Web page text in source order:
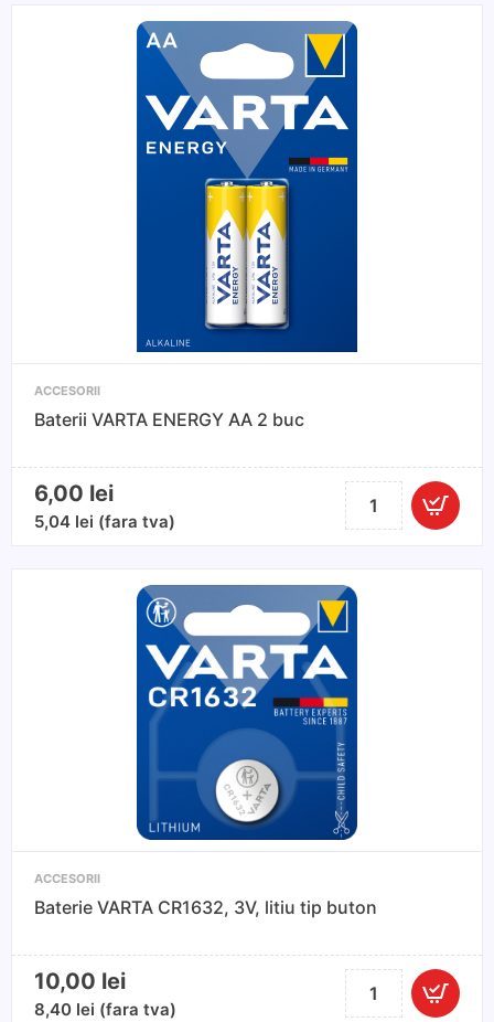
auto
ecologica
scaune
ACCESORII
Baterii VARTA ENERGY AA 2 buc
6,00 lei
5,04 lei (fara tva)
Cantitate
Baterii
AA
2
ACCESORII
Baterie VARTA CR1632, 3V, litiu tip buton
10,00 lei
8,40 lei (fara tva)
Cantitate
Baterie